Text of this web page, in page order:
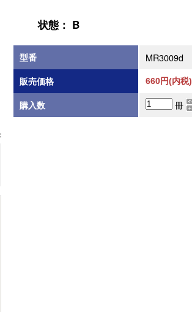
状態： B
型番 MR3009d
販売価格 660円(内税)
購入数 冊